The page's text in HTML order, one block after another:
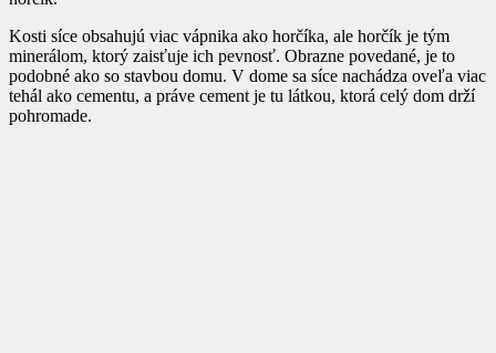
Kosti síce obsahujú viac vápnika ako horčíka, ale horčík je tým
minerálom, ktorý zaisťuje ich pevnosť. Obrazne povedané, je to
podobné ako so stavbou domu. V dome sa síce nachádza oveľa viac
tehál ako cementu, a práve cement je tu látkou, ktorá celý dom drží
pohromade.